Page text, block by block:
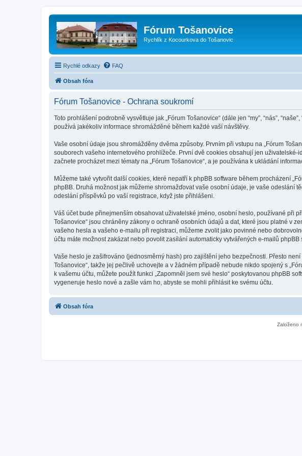
Fórum Tošanovice
Rychlík z Kocourkova do Tošanovic
Rychlé odkazy FAQ
Obsah fóra
Fórum Tošanovice - Ochrana soukromí
Toto prohlášení podrobně vysvětluje jak „Fórum Tošanovice“ (dále jen “my”, “nás”,
používá jakékoliv informace shromážděné během každé vaší návštěvy.
Vaše osobní údaje jsou shromážděny dvěma způsoby. Prvním při vstupu na „Fórum
souborech vašeho internetového prohlížeče. První dvě cookies obsahují jen
začnete procházet mezi tématy na „Fórum Tošanovice“, a je používána k ukládání
Můžeme také vytvořit další cookies, které nepatří k phpBB software během procházení
phpBB. Druhá možnost jak můžeme shromažďovat vaše osobní údaje, je vaše odeslání
odeslání příspěvků po vaší registrace, když jste přihlášeni.
Váš účet bude přinejmenším obsahovat uživatelské jméno, osobní heslo, používané při
Tošanovice“ jsou chráněny zákony o ochraně osobních údajů a dat, které jsou platné v
vašeho hesla a vašeho e-mailu při registraci, můžeme zvolit jako povinné nebo
účtu máte možnost zakázat nebo povolit zasílání automaticky vytvářených e-mailů phpBB
Vaše heslo je zašifrováno (jednosměrný hash) pro zajištění jeho bezpečnosti. Přesto
Tošanovice“, takže jej pečlivě uchovejte a v žádném případě nebude nikdo spojený s
k vašemu účtu, můžete použít funkci „Zapomněl jsem své heslo“ poskytovanou phpBB
vygeneruje heslo nové a zašle vám ho, abyste se mohli přihlásit ke svému účtu.
Obsah fóra
Založeno